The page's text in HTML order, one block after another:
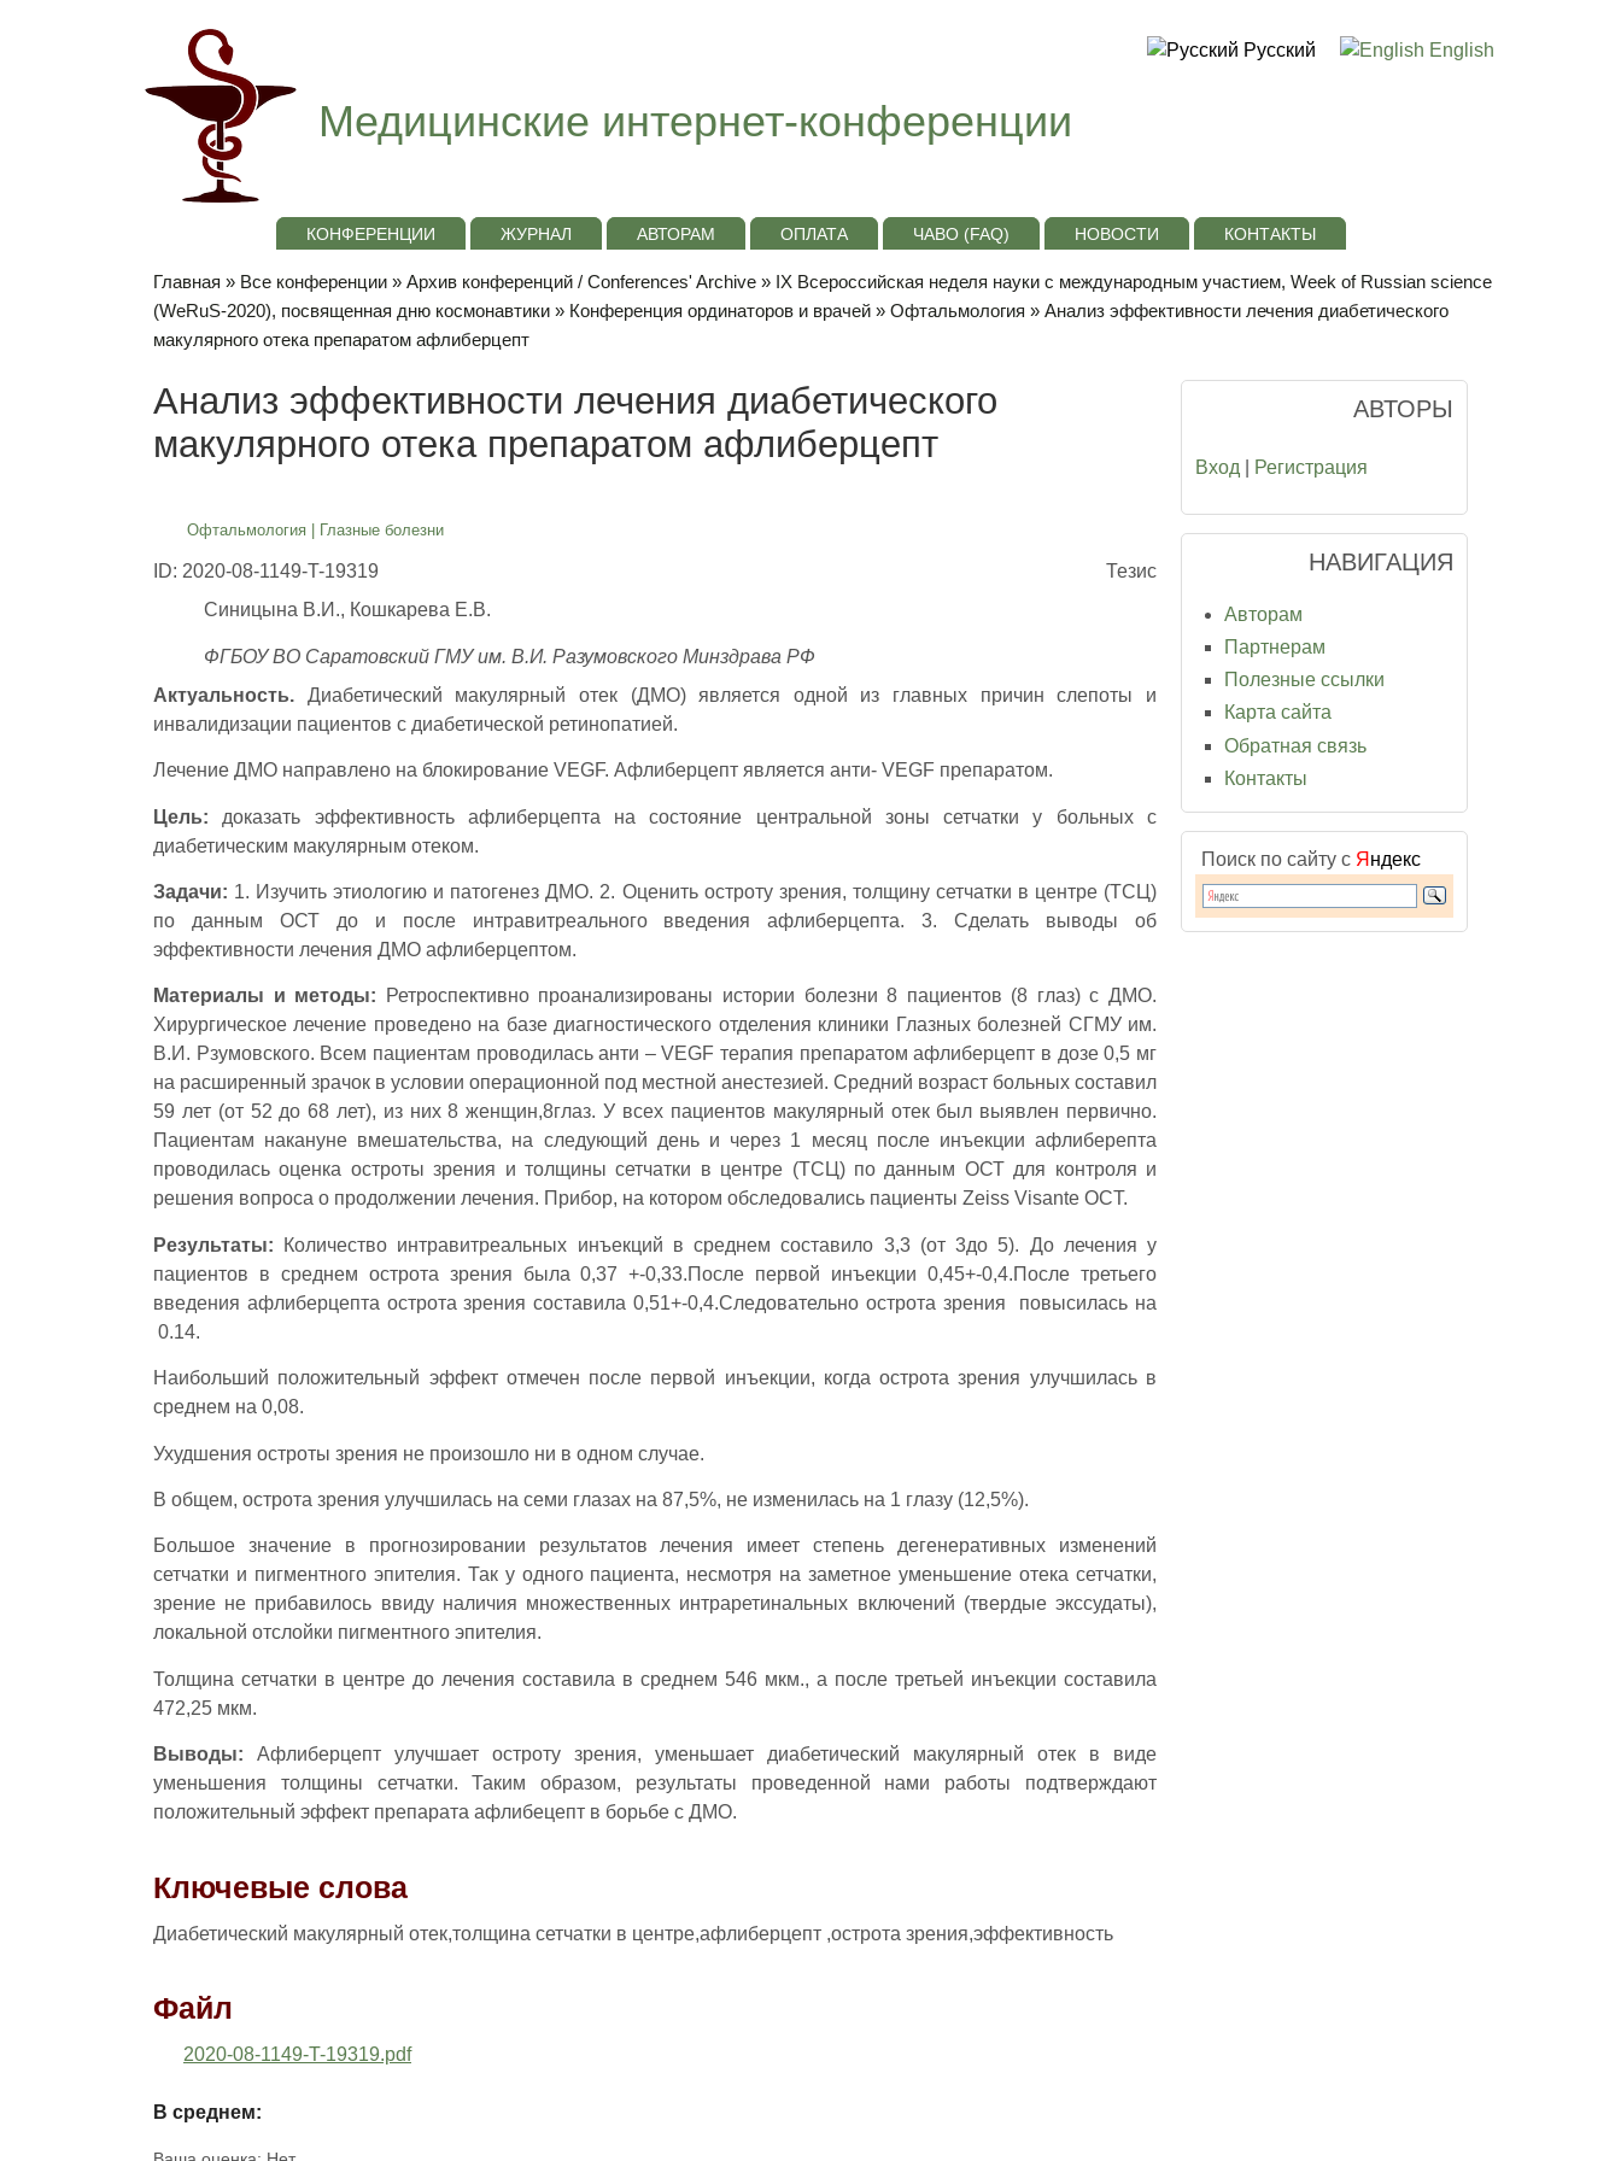
Медицинские интернет-конференции
Русский English
КОНФЕРЕНЦИИ ЖУРНАЛ АВТОРАМ ОПЛАТА ЧАВО (FAQ) НОВОСТИ КОНТАКТЫ
Главная » Все конференции » Архив конференций / Conferences' Archive » IХ Всероссийская неделя науки с международным участием, Week of Russian science
(WeRuS-2020), посвященная дню космонавтики » Конференция ординаторов и врачей » Офтальмология » Анализ эффективности лечения диабетического
макулярного отека препаратом афлиберцепт
Анализ эффективности лечения диабетического
макулярного отека препаратом афлиберцепт
Офтальмология| Глазные болезни
ID: 2020-08-1149-T-19319
Тезис
Синицына В.И., Кошкарева Е.В.
ФГБОУ ВО Саратовский ГМУ им. В.И. Разумовского Минздрава РФ
Актуальность. Диабетический макулярный отек (ДМО) является одной из главных причин слепоты и
инвалидизации пациентов с диабетической ретинопатией.
Лечение ДМО направлено на блокирование VEGF. Афлиберцепт является анти- VEGF препаратом.
Цель: доказать эффективность афлиберцепта на состояние центральной зоны сетчатки у больных с
диабетическим макулярным отеком.
Задачи: 1. Изучить этиологию и патогенез ДМО. 2. Оценить остроту зрения, толщину сетчатки в центре (ТСЦ)
по данным ОСТ до и после интравитреального введения афлиберцепта. 3. Сделать выводы об
эффективности лечения ДМО афлиберцептом.
Материалы и методы:
Ретроспективно проанализированы истории болезни 8 пациентов (8 глаз) с ДМО.
Хирургическое лечение проведено на базе диагностического отделения клиники Глазных болезней СГМУ им.
В.И. Рзумовского. Всем пациентам проводилась анти – VEGF терапия препаратом афлиберцепт в дозе 0,5 мг
на расширенный зрачок в условии операционной под местной анестезией. Средний возраст больных составил
59 лет (от 52 до 68 лет), из них 8 женщин,8глаз. У всех пациентов макулярный отек был выявлен первично.
Пациентам накануне вмешательства, на следующий день и через 1 месяц после инъекции афлиберепта
проводилась оценка остроты зрения и толщины сетчатки в центре (ТСЦ) по данным ОСТ для контроля и
решения вопроса о продолжении лечения. Прибор, на котором обследовались пациенты Zeiss Visante OCT.
Результаты:
Количество интравитреальных инъекций в среднем составило 3,3 (от 3до 5). До лечения у
пациентов в среднем острота зрения была 0,37 +-0,33.После первой инъекции 0,45+-0,4.После третьего
введения афлиберцепта острота зрения составила 0,51+-0,4.Следовательно острота зрения повысилась на
0.14.
Наибольший положительный эффект отмечен после первой инъекции, когда острота зрения улучшилась в
среднем на 0,08.
Ухудшения остроты зрения не произошло ни в одном случае.
В общем, острота зрения улучшилась на семи глазах на 87,5%, не изменилась на 1 глазу (12,5%).
Большое значение в прогнозировании результатов лечения имеет степень дегенеративных изменений
сетчатки и пигментного эпителия. Так у одного пациента, несмотря на заметное уменьшение отека сетчатки,
зрение не прибавилось ввиду наличия множественных интраретинальных включений (твердые экссудаты),
локальной отслойки пигментного эпителия.
Толщина сетчатки в центре до лечения составила в среднем 546 мкм., а после третьей инъекции составила
472,25 мкм.
Выводы: Афлиберцепт улучшает остроту зрения, уменьшает диабетический макулярный отек в виде
уменьшения толщины сетчатки. Таким образом, результаты проведенной нами работы подтверждают
положительный эффект препарата афлибецепт в борьбе с ДМО.
Ключевые слова
Диабетический макулярный отек,толщина сетчатки в центре,афлиберцепт ,острота зрения,эффективность
Файл
2020-08-1149-T-19319.pdf
В среднем:
АВТОРЫ
Вход Регистрация
НАВИГАЦИЯ
Авторам
Партнерам
Полезные ссылки
Карта сайта
Обратная связь
Контакты
Поиск по сайту с Я ндекс